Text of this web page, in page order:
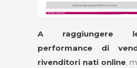
A raggiungere
performance di
rivenditori nati online,